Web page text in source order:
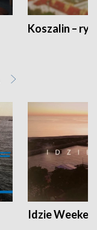
Koszalin –
Idzie